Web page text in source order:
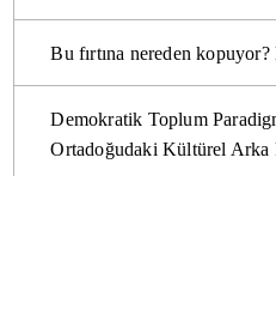
Bu fırtına nereden
Demokratik Toplum
Ortadoğudaki Kültürel Arka